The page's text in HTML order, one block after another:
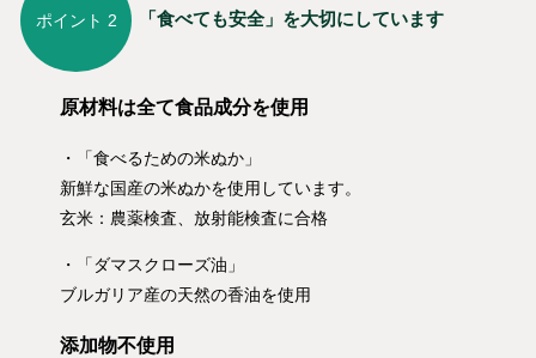
ポイント 2 「食べても安全」を大切にしています
原材料は全て食品成分を使用
・「食べるための米ぬか」
新鮮な国産の米ぬかを使用しています。
玄米：農薬検査、放射能検査に合格
・「ダマスクローズ油」
ブルガリア産の天然の香油を使用
添加物不使用